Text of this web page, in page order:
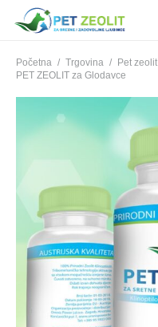
Početna / Trgovina / Pet zeolit
PET ZEOLIT za Glodavce